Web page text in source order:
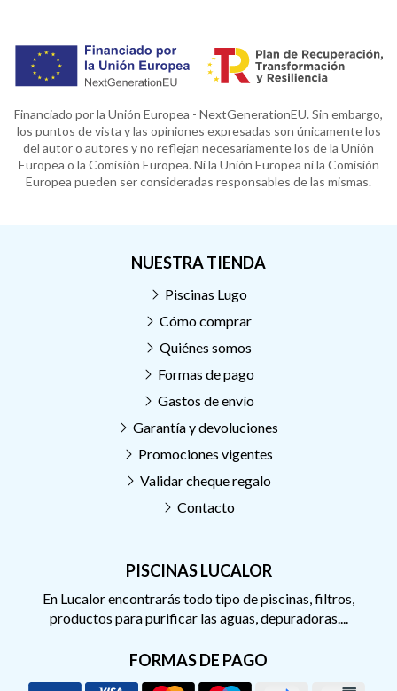
Financiado por la Unión Europea - NextGenerationEU. Sin embargo,
los puntos de vista y las opiniones expresadas son únicamente los
del autor o autores y no reflejan necesariamente los de la Unión
Europea o la Comisión Europea. Ni la Unión Europea ni la Comisión
Europea pueden ser consideradas responsables de las mismas.
PISCINAS LUCALOR
En Lucalor encontrarás todo tipo de piscinas, filtros,
productos para purificar las aguas, depuradoras....
FORMAS DE PAGO
NUESTRA TIENDA
Piscinas Lugo
Cómo comprar
Quiénes somos
Formas de pago
Gastos de envío
Garantía y devoluciones
Promociones vigentes
Validar cheque regalo
Contacto